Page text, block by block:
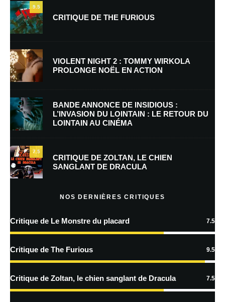
Nom*
E-mail
Enregistrer mon nom, mon e-mail et mon site dans le navigateur pour
mon prochain commentaire.
Prévenez-moi de tous les nouveaux commentaires par e-mail.
Prévenez-moi de tous les nouveaux articles par e-mail.
En savoir
traitées
9.5
CRITIQUE DE THE FURIOUS
VIOLENT NIGHT 2 : TOMMY WIRKOLA
PROLONGE NOËL EN ACTION
BANDE ANNONCE DE INSIDIOUS :
L’INVASION DU LOINTAIN : LE RETOUR DU
LOINTAIN AU CINÉMA
7.5
CRITIQUE DE ZOLTAN, LE CHIEN
SANGLANT DE DRACULA
NOS DERNIÈRES CRITIQUES
Critique de Le Monstre du placard 7.5
Critique de The Furious 9.5
Critique de Zoltan, le chien sanglant de Dracula 7.5